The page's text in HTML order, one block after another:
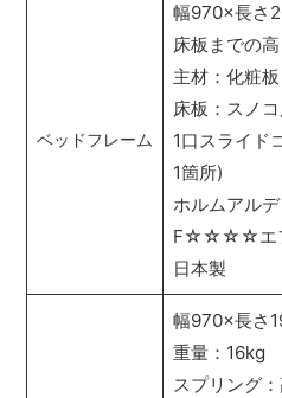
ベッドフレーム
幅970×長さ
床板までの
主材：化粧板
床板：スノ
1口スライド
1箇所)
ホルムアル
F☆☆☆☆エフ
日本製
幅970×長さ
重量：16kg
スプリング